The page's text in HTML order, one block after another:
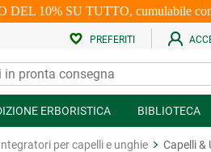
10% SU TUTTO, cumulabile
PREFERITI
ERBORISTICA BIBLIOTECA
per capelli e unghie Capelli &